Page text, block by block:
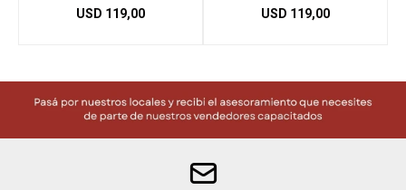
USD 119,00 USD 119,00